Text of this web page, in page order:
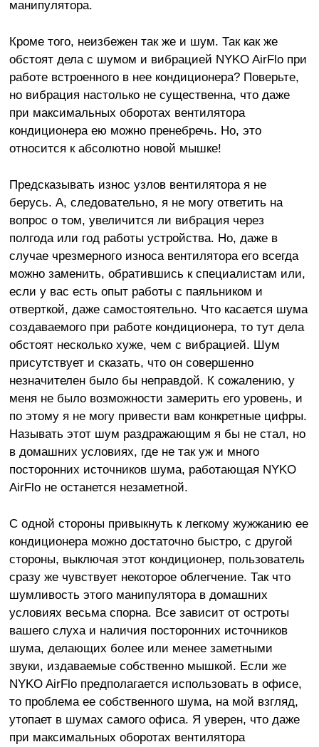
манипулятора.
Кроме того, неизбежен так же и шум. Так как же
обстоят дела с шумом и вибрацией NYKO AirFlo при
работе встроенного в нее кондиционера? Поверьте,
но вибрация настолько не существенна, что даже
при максимальных оборотах вентилятора
кондиционера ею можно пренебречь. Но, это
относится к абсолютно новой мышке!
Предсказывать износ узлов вентилятора я не
берусь. А, следовательно, я не могу ответить на
вопрос о том, увеличится ли вибрация через
полгода или год работы устройства. Но, даже в
случае чрезмерного износа вентилятора его всегда
можно заменить, обратившись к специалистам или,
если у вас есть опыт работы с паяльником и
отверткой, даже самостоятельно. Что касается шума
создаваемого при работе кондиционера, то тут дела
обстоят несколько хуже, чем с вибрацией. Шум
присутствует и сказать, что он совершенно
незначителен было бы неправдой. К сожалению, у
меня не было возможности замерить его уровень, и
по этому я не могу привести вам конкретные цифры.
Называть этот шум раздражающим я бы не стал, но
в домашних условиях, где не так уж и много
посторонних источников шума, работающая NYKO
AirFlo не останется незаметной.
С одной стороны привыкнуть к легкому жужжанию ее
кондиционера можно достаточно быстро, с другой
стороны, выключая этот кондиционер, пользователь
сразу же чувствует некоторое облегчение. Так что
шумливость этого манипулятора в домашних
условиях весьма спорна. Все зависит от остроты
вашего слуха и наличия посторонних источников
шума, делающих более или менее заметными
звуки, издаваемые собственно мышкой. Если же
NYKO AirFlo предполагается использовать в офисе,
то проблема ее собственного шума, на мой взгляд,
утопает в шумах самого офиса. Я уверен, что даже
при максимальных оборотах вентилятора